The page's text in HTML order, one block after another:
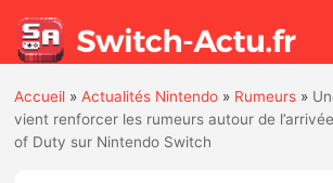
Accueil »Actualités Nintendo » Rumeurs »
vient renforcer les rumeurs autour de
of Duty sur Nintendo Switch